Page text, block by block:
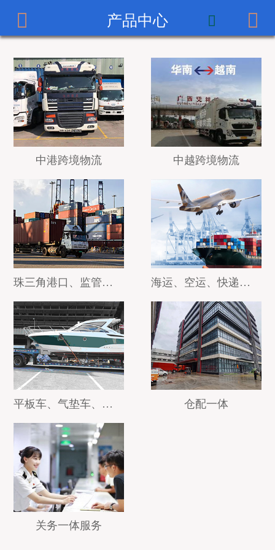
首页
产品中心
服务案例
新闻中心
招贤纳士
联系我们
 产品中心  
中港跨境物流 中越跨境物流
珠三角港口、监管、保税仓运输、省际快线运输、全国干线运输 海运、空运、快递门到门服务
平板车、气垫车、吊车运输 仓配一体
关务一体服务